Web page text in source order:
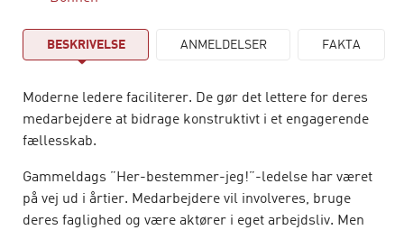
BESKRIVELSE ANMELDELSER FAKTA
Moderne ledere faciliterer. De gør det lettere for deres
medarbejdere at bidrage konstruktivt i et engagerende
fællesskab.
Gammeldags ”Her-bestemmer-jeg!”-ledelse har været
på vej ud i årtier. Medarbejdere vil involveres, bruge
deres faglighed og være aktører i eget arbejdsliv. Men